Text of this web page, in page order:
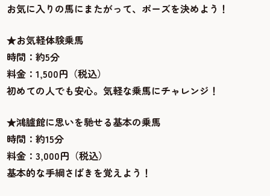
お気に入りの馬にまたがって、ポーズを決めよう！
★お気軽体験乗馬
時間：約5分
料金：1,500円（税込）
初めての人でも安心。気軽な乗馬にチャレンジ！
★鴻臚館に思いを馳せる基本の乗馬
時間：約15分
料金：3,000円（税込）
基本的な手綱さばきを覚えよう！